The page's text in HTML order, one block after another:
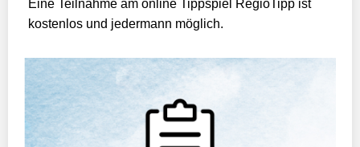
Eine Teilnahme am online Tippspiel RegioTipp ist
kostenlos und jedermann möglich.